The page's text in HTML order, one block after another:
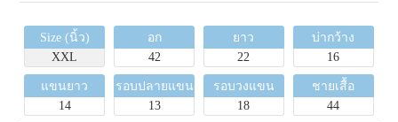
Size (นิ้ว)
XXL
อก
42
ยาว
22
บ่ากว้าง
16
แขนยาว
14
รอบปลายแขน
13
รอบวงแขน
18
ชายเสื้อ
44